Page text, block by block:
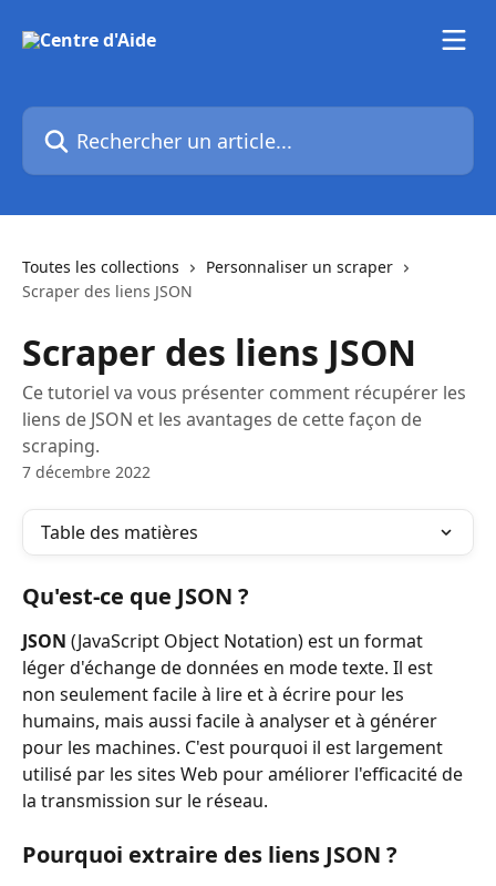
Rechercher un article...
Toutes les collections
Personnaliser un scraper
Scraper des liens JSON
Scraper des liens JSON
Ce tutoriel va vous présenter comment récupérer les
liens de JSON et les avantages de cette façon de
scraping.
7 décembre 2022
Table des matières
Qu'est-ce que JSON ?
JSON (JavaScript Object Notation) est un format
léger d'échange de données en mode texte. Il est
non seulement facile à lire et à écrire pour les
humains, mais aussi facile à analyser et à générer
pour les machines. C'est pourquoi il est largement
utilisé par les sites Web pour améliorer l'efficacité de
la transmission sur le réseau.
Pourquoi extraire des liens JSON ?